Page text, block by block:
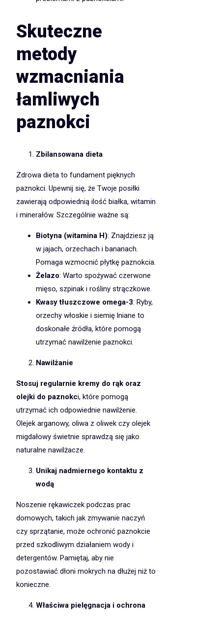
Skuteczne
metody
wzmacniania
łamliwych
paznokci
Zbilansowana dieta
Zdrowa dieta to fundament pięknych
paznokci. Upewnij się, że Twoje posiłki
zawierają odpowiednią ilość białka, witamin
i minerałów. Szczególnie ważne są:
Biotyna (witamina H): Znajdziesz ją
w jajach, orzechach i bananach.
Pomaga wzmocnić płytkę paznokcia.
Żelazo: Warto spożywać czerwone
mięso, szpinak i rośliny strączkowe.
Kwasy tłuszczowe omega-3: Ryby,
orzechy włoskie i siemię lniane to
doskonałe źródła, które pomogą
utrzymać nawilżenie paznokci.
Nawilżanie
Stosuj regularnie kremy do rąk oraz
olejki do paznokci, które pomogą
utrzymać ich odpowiednie nawilżenie.
Olejek arganowy, oliwa z oliwek czy olejek
migdałowy świetnie sprawdzą się jako
naturalne nawilżacze.
Unikaj nadmiernego kontaktu z
wodą
Noszenie rękawiczek podczas prac
domowych, takich jak zmywanie naczyń
czy sprzątanie, może ochronić paznokcie
przed szkodliwym działaniem wody i
detergentów. Pamiętaj, aby nie
pozostawiać dłoni mokrych na dłużej niż to
konieczne.
Właściwa pielęgnacja i ochrona